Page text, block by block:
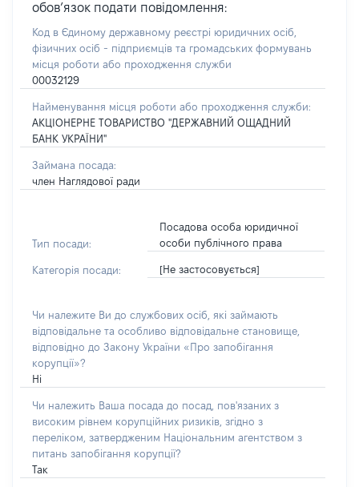
обов’язок подати повідомлення:
Код в Єдиному державному реєстрі юридичних осіб,
фізичних осіб - підприємців та громадських формувань
місця роботи або проходження служби
00032129
Найменування місця роботи або проходження служби:
АКЦІОНЕРНЕ ТОВАРИСТВО "ДЕРЖАВНИЙ ОЩАДНИЙ
БАНК УКРАЇНИ"
Займана посада:
член Наглядової ради
Тип посади:
Посадова особа юридичної
особи публічного права
Категорія посади: [Не застосовується]
Чи належите Ви до службових осіб, які займають
відповідальне та особливо відповідальне становище,
відповідно до Закону України «Про запобігання
корупції»?
Ні
Чи належить Ваша посада до посад, пов'язаних з
високим рівнем корупційних ризиків, згідно з
переліком, затвердженим Національним агентством з
питань запобігання корупції?
Так